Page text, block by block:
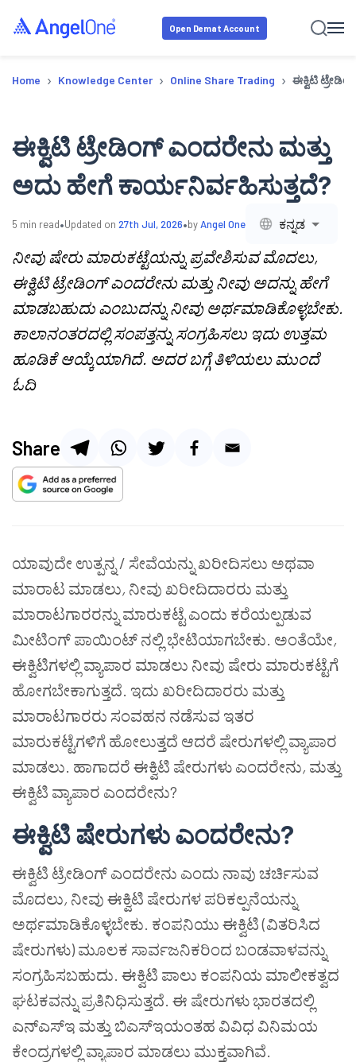
Open Demat Account
Home › Knowledge Center › Online Share Trading › ಈಕ್ವಿಟಿ
ಈಕ್ವಿಟಿ ಟ್ರೇಡಿಂಗ್ ಎಂದರೇನು ಮತ್ತು
ಅದು ಹೇಗೆ ಕಾರ್ಯನಿರ್ವಹಿಸುತ್ತದೆ?
5 min read•Updated on 27th Jul, 2026•byAngel One ಕನ್ನಡ
ನೀವು ಷೇರು ಮಾರುಕಟ್ಟೆಯನ್ನು ಪ್ರವೇಶಿಸುವ ಮೊದಲು,
ಈಕ್ವಿಟಿ ಟ್ರೇಡಿಂಗ್ ಎಂದರೇನು ಮತ್ತು ನೀವು ಅದನ್ನು ಹೇಗೆ
ಮಾಡಬಹುದು ಎಂಬುದನ್ನು ನೀವು ಅರ್ಥಮಾಡಿಕೊಳ್ಳಬೇಕು.
ಕಾಲಾನಂತರದಲ್ಲಿ ಸಂಪತ್ತನ್ನು ಸಂಗ್ರಹಿಸಲು ಇದು ಉತ್ತಮ
ಹೂಡಿಕೆ ಆಯ್ಕೆಯಾಗಿದೆ. ಅದರ ಬಗ್ಗೆ ತಿಳಿಯಲು ಮುಂದೆ
ಓದಿ
Share
ಯಾವುದೇ ಉತ್ಪನ್ನ / ಸೇವೆಯನ್ನು ಖರೀದಿಸಲು ಅಥವಾ
ಮಾರಾಟ ಮಾಡಲು, ನೀವು ಖರೀದಿದಾರರು ಮತ್ತು
ಮಾರಾಟಗಾರರನ್ನು ಮಾರುಕಟ್ಟೆ ಎಂದು ಕರೆಯಲ್ಪಡುವ
ಮೀಟಿಂಗ್ ಪಾಯಿಂಟ್ ನಲ್ಲಿ ಭೇಟಿಯಾಗಬೇಕು. ಅಂತೆಯೇ,
ಈಕ್ವಿಟಿಗಳಲ್ಲಿ ವ್ಯಾಪಾರ ಮಾಡಲು ನೀವು ಷೇರು ಮಾರುಕಟ್ಟೆಗೆ
ಹೋಗಬೇಕಾಗುತ್ತದೆ. ಇದು ಖರೀದಿದಾರರು ಮತ್ತು
ಮಾರಾಟಗಾರರು ಸಂವಹನ ನಡೆಸುವ ಇತರ
ಮಾರುಕಟ್ಟೆಗಳಿಗೆ ಹೋಲುತ್ತದೆ ಆದರೆ ಷೇರುಗಳಲ್ಲಿ ವ್ಯಾಪಾರ
ಮಾಡಲು. ಹಾಗಾದರೆ ಈಕ್ವಿಟಿ ಷೇರುಗಳು ಎಂದರೇನು, ಮತ್ತು
ಈಕ್ವಿಟಿ ವ್ಯಾಪಾರ ಎಂದರೇನು?
ಈಕ್ವಿಟಿ ಷೇರುಗಳು ಎಂದರೇನು?
ಈಕ್ವಿಟಿ ಟ್ರೇಡಿಂಗ್ ಎಂದರೇನು ಎಂದು ನಾವು ಚರ್ಚಿಸುವ
ಮೊದಲು, ನೀವು ಈಕ್ವಿಟಿ ಷೇರುಗಳ ಪರಿಕಲ್ಪನೆಯನ್ನು
ಅರ್ಥಮಾಡಿಕೊಳ್ಳಬೇಕು. ಕಂಪನಿಯು ಈಕ್ವಿಟಿ (ವಿತರಿಸಿದ
ಷೇರುಗಳು) ಮೂಲಕ ಸಾರ್ವಜನಿಕರಿಂದ ಬಂಡವಾಳವನ್ನು
ಸಂಗ್ರಹಿಸಬಹುದು. ಈಕ್ವಿಟಿ ಪಾಲು ಕಂಪನಿಯ ಮಾಲೀಕತ್ವದ
ಘಟಕವನ್ನು ಪ್ರತಿನಿಧಿಸುತ್ತದೆ. ಈ ಷೇರುಗಳು ಭಾರತದಲ್ಲಿ
ಎನ್ಎಸ್ಇ ಮತ್ತು ಬಿಎಸ್ಇಯಂತಹ ವಿವಿಧ ವಿನಿಮಯ
ಕೇಂದ್ರಗಳಲ್ಲಿ ವ್ಯಾಪಾರ ಮಾಡಲು ಮುಕ್ತವಾಗಿವೆ.